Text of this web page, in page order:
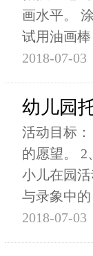
画水平。
试用油画棒
2018-07-03
幼儿园
活动目标
的愿望。 2
小儿在园
与录象中的
2018-07-03